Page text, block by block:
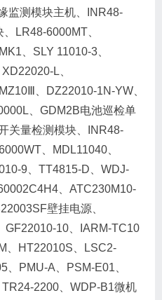
监测模块主机、INR48-
LR48-6000MT、
、SLY 11010-3、
L、
、DZ22010-1N-YW、
、GDM2B电池巡检单
关量检测模块、INR48-
、MDL11040、
9、TT4815-D、WDJ-
、ATC230M10-
壁挂电源、
GF22010-10、IARM-TC10
、HT22010S、LSC2-
、PMU-A、PSM-E01、
2200、WDP-B1微机